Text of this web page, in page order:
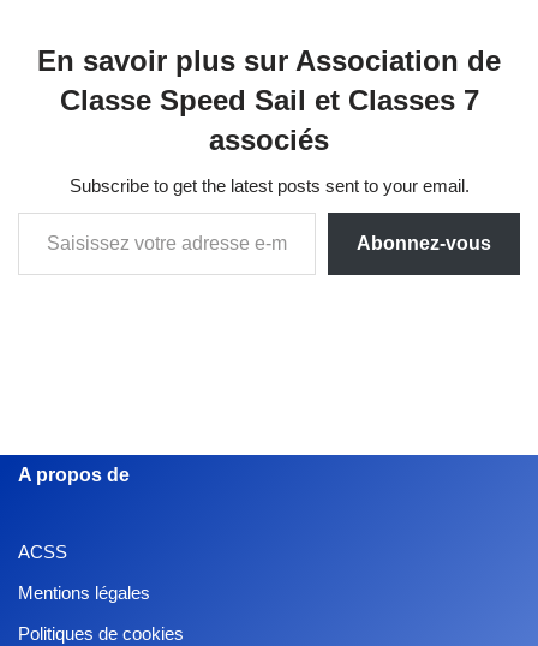
En savoir plus sur Association de
Classe Speed Sail et Classes 7
associés
Subscribe to get the latest posts sent to your email.
Abonnez-vous
A propos de
ACSS
Mentions légales
Politiques de cookies